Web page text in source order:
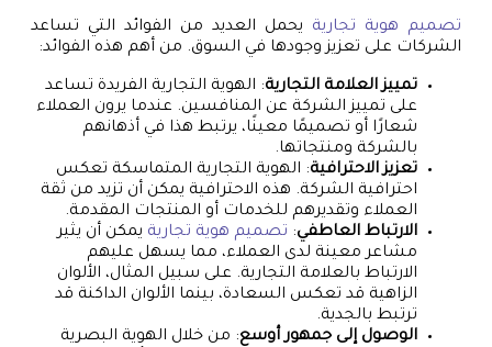
تصميم هوية تجارية يحمل العديد من الفوائد التي تساعد
الشركات على تعزيز وجودها في السوق. من أهم هذه الفوائد:
تمييز العلامة التجارية: الهوية التجارية الفريدة تساعد
على تمييز الشركة عن المنافسين. عندما يرون العملاء
شعارًا أو تصميمًا معينًا، يرتبط هذا في أذهانهم
بالشركة ومنتجاتها.
تعزيز الاحترافية: الهوية التجارية المتماسكة تعكس
احترافية الشركة. هذه الاحترافية يمكن أن تزيد من ثقة
العملاء وتقديرهم للخدمات أو المنتجات المقدمة.
الارتباط العاطفي: تصميم هوية تجارية يمكن أن يثير
مشاعر معينة لدى العملاء، مما يسهل عليهم
الارتباط بالعلامة التجارية. على سبيل المثال، الألوان
الزاهية قد تعكس السعادة، بينما الألوان الداكنة قد
ترتبط بالجدية.
الوصول إلى جمهور أوسع: من خلال الهوية البصرية